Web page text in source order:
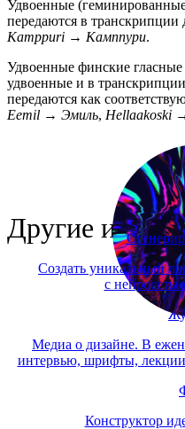
Удвоенные
передаются в транскрипции
Kamppuri → Камппури.
Удвоенные финские гласные
удвоенные и в
передаются как
Eemil → Эмиль, Hellaakoski
Другие
Создать уникальный
с
Медиа о дизайне. В
интервью, шрифты,
Конструктор